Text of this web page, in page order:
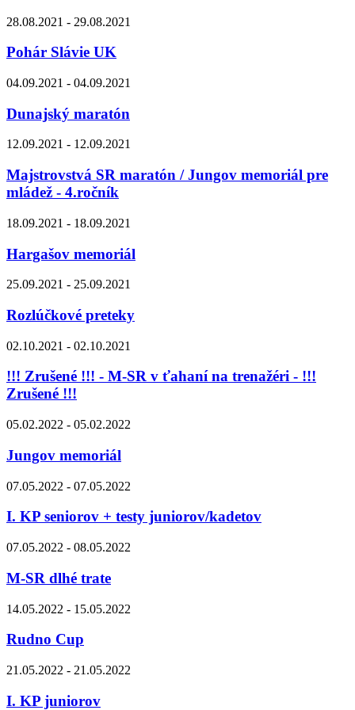
28.08.2021 - 29.08.2021
Pohár Slávie UK
04.09.2021 - 04.09.2021
Dunajský maratón
12.09.2021 - 12.09.2021
Majstrovstvá SR maratón / Jungov memoriál pre
mládež - 4.ročník
18.09.2021 - 18.09.2021
Hargašov memoriál
25.09.2021 - 25.09.2021
Rozlúčkové preteky
02.10.2021 - 02.10.2021
!!! Zrušené !!! - M-SR v ťahaní na trenažéri - !!!
Zrušené !!!
05.02.2022 - 05.02.2022
Jungov memoriál
07.05.2022 - 07.05.2022
I. KP seniorov + testy juniorov/kadetov
07.05.2022 - 08.05.2022
M-SR dlhé trate
14.05.2022 - 15.05.2022
Rudno Cup
21.05.2022 - 21.05.2022
I. KP juniorov